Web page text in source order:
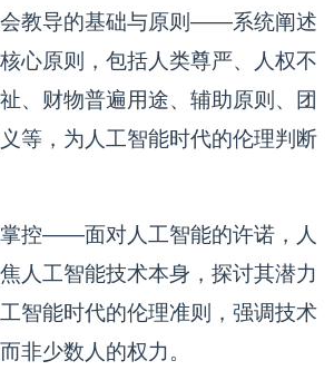
教导的基础与原则——系统阐述
心原则，包括人类尊严、人权不
、财物普遍用途、辅助原则、团
等，为人工智能时代的伦理判断
控——面对人工智能的许诺，人
人工智能技术本身，探讨其潜力
智能时代的伦理准则，强调技术
非少数人的权力。